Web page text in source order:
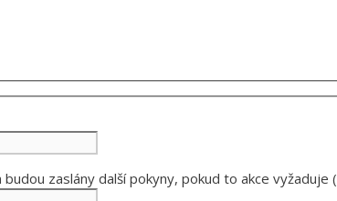
budou zaslány další pokyny, pokud to akce